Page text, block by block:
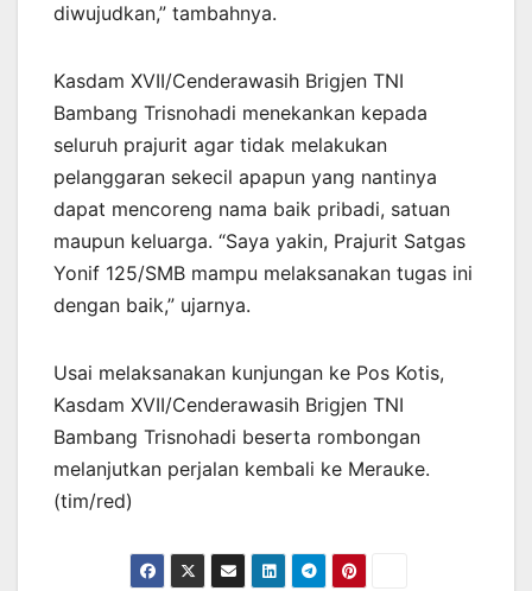
diwujudkan,” tambahnya.
Kasdam XVII/Cenderawasih Brigjen TNI
Bambang Trisnohadi menekankan kepada
seluruh prajurit agar tidak melakukan
pelanggaran sekecil apapun yang nantinya
dapat mencoreng nama baik pribadi, satuan
maupun keluarga. “Saya yakin, Prajurit Satgas
Yonif 125/SMB mampu melaksanakan tugas ini
dengan baik,” ujarnya.
Usai melaksanakan kunjungan ke Pos Kotis,
Kasdam XVII/Cenderawasih Brigjen TNI
Bambang Trisnohadi beserta rombongan
melanjutkan perjalan kembali ke Merauke.
(tim/red)